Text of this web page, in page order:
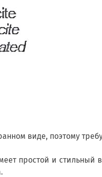
виде, поэтому
простой и